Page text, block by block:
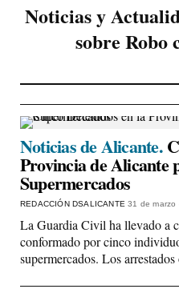
Noticias y
sobre Robo
Noticias de Alicante.
Provincia de Alicante
Supermercados
REDACCIÓN DSALICANTE31 de marzo
La Guardia Civil ha llevado a
conformado por cinco
supermercados. Los